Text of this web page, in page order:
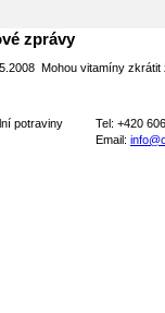
zprávy
Mohou vitamíny
potraviny
Tel: +420
Email: